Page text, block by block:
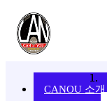
CANOU 소개